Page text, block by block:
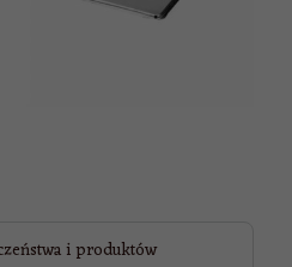
i produktów